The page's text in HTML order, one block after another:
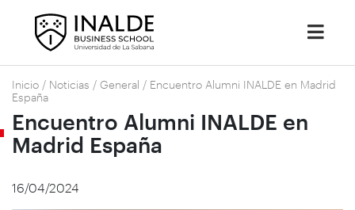
Inicio / Noticias / General / Encuentro Alumni INALDE en Madrid
España
Encuentro Alumni INALDE en
Madrid España
16/04/2024